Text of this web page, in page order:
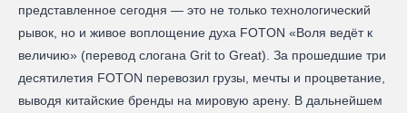
представленное сегодня — это не только технологический
рывок, но и живое воплощение духа FOTON «Воля ведёт к
величию» (перевод слогана Grit to Great). За прошедшие три
десятилетия FOTON перевозил грузы, мечты и процветание,
выводя китайские бренды на мировую арену. В дальнейшем